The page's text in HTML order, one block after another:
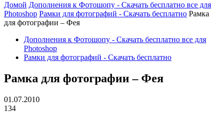
Домой Дополнения к Фотошопу - Скачать бесплатно все для
Photoshop Рамки для фотографий - Скачать бесплатно Рамка
для фотографии – Фея
Дополнения к Фотошопу - Скачать бесплатно все для
Photoshop
Рамки для фотографий - Скачать бесплатно
Рамка для фотографии – Фея
01.07.2010
134